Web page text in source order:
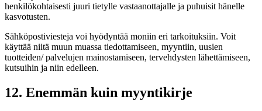
henkilökohtaisesti juuri tietylle vastaanottajalle ja puhuisit hänelle
kasvotusten.
Sähköpostiviesteja voi hyödyntää moniin eri tarkoituksiin. Voit
käyttää niitä muun muassa tiedottamiseen, myyntiin, uusien
tuotteiden/ palvelujen mainostamiseen, tervehdysten lähettämiseen,
kutsuihin ja niin edelleen.
12. Enemmän kuin myyntikirje